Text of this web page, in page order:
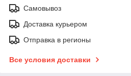
Самовывоз
Доставка курьером
Отправка в регионы
Все условия доставки